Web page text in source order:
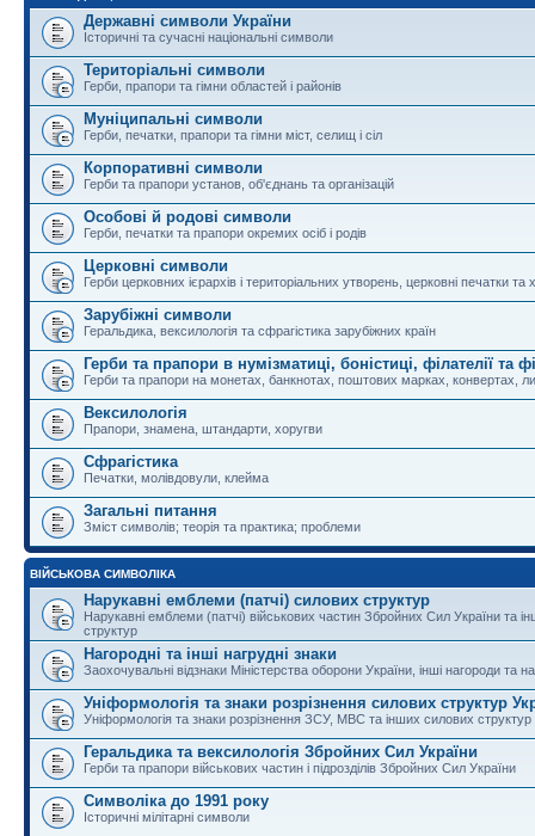
Державні символи України
Історичні та сучасні національні символи
Територіальні символи
Герби, прапори та гімни областей і районів
Муніципальні символи
Герби, печатки, прапори та гімни міст, селищ і сіл
Корпоративні символи
Герби та прапори установ, об'єднань та організацій
Особові й родові символи
Герби, печатки та прапори окремих осіб і родів
Церковні символи
Герби церковних ієрархів і територіальних утворень, церковні печатки та
Зарубіжні символи
Геральдика, вексилологія та сфрагістика зарубіжних країн
Герби та прапори в нумізматиці, боністиці, філателії та
Герби та прапори на монетах, банкнотах, поштових марках, конвертах,
Вексилологія
Прапори, знамена, штандарти, хоругви
Сфрагістика
Печатки, молівдовули, клейма
Загальні питання
Зміст символів; теорія та практика; проблеми
ВІЙСЬКОВА СИМВОЛІКА
Нарукавні емблеми (патчі) силових структур
Нарукавні емблеми (патчі) військових частин Збройних Сил України та
структур
Нагородні та інші нагрудні знаки
Заохочувальні відзнаки Міністерства оборони України, інші нагороди та
Уніформологія та знаки розрізнення силових структур
Уніформологія та знаки розрізнення ЗСУ, МВС та інших силових структур
Геральдика та вексилологія Збройних Сил України
Герби та прапори військових частин і підрозділів Збройних Сил України
Символіка до 1991 року
Історичні мілітарні символи